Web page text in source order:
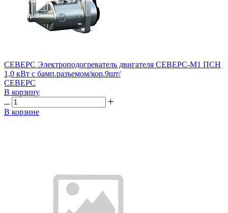
СЕВЕРС Электроподогреватель двигателя СЕВЕРС-М1 ПСН
1,0 кВт с бамп.разъемом/кор.9шт/
СЕВЕРС
В корзину
В корзине